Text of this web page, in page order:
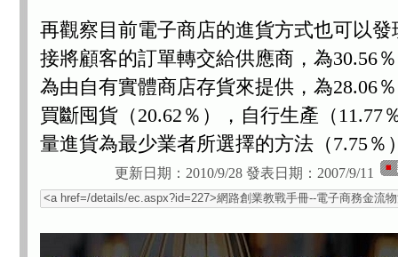
再觀察目前電子商店的進貨方式也可以發
接將顧客的訂單轉交給供應商，為30.56
為由自有實體商店存貨來提供，為28.06
買斷囤貨（20.62％），自行生產（11.77
量進貨為最少業者所選擇的方法（7.75％
更新日期：2010/9/28 發表日期：2007/9/11